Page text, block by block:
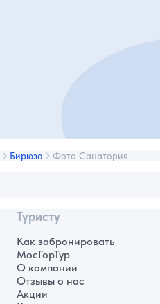
Бирюза Фото Санатория
Туристу
Как забронировать
МосГорТур
О компании
Отзывы о нас
Акции